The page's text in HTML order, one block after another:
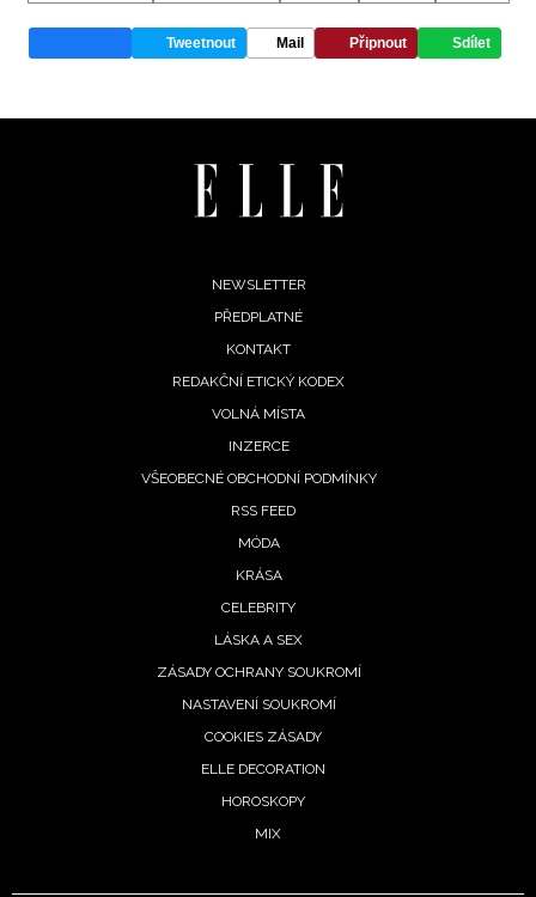
Tweetnout Mail Připnout Sdílet
NEWSLETTER
PŘEDPLATNÉ
KONTAKT
REDAKČNÍ ETICKÝ KODEX
VOLNÁ MÍSTA
INZERCE
VŠEOBECNÉ OBCHODNÍ PODMÍNKY
RSS FEED
MÓDA
KRÁSA
CELEBRITY
LÁSKA A SEX
ZÁSADY OCHRANY SOUKROMÍ
NASTAVENÍ SOUKROMÍ
COOKIES ZÁSADY
ELLE DECORATION
HOROSKOPY
MIX